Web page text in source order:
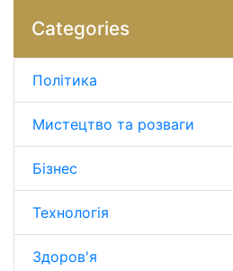
Categories
Політика
Мистецтво та розваги
Бізнес
Технологія
Здоров'я